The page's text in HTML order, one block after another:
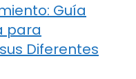
Guía
para
Diferentes